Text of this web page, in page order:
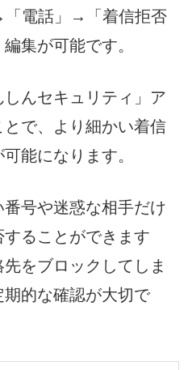
電話」→「着信拒否
集が可能です。
んセキュリティ」ア
で、より細かい着信
能になります。
号や迷惑な相手だけ
ることができます
をブロックしてしま
的な確認が大切で